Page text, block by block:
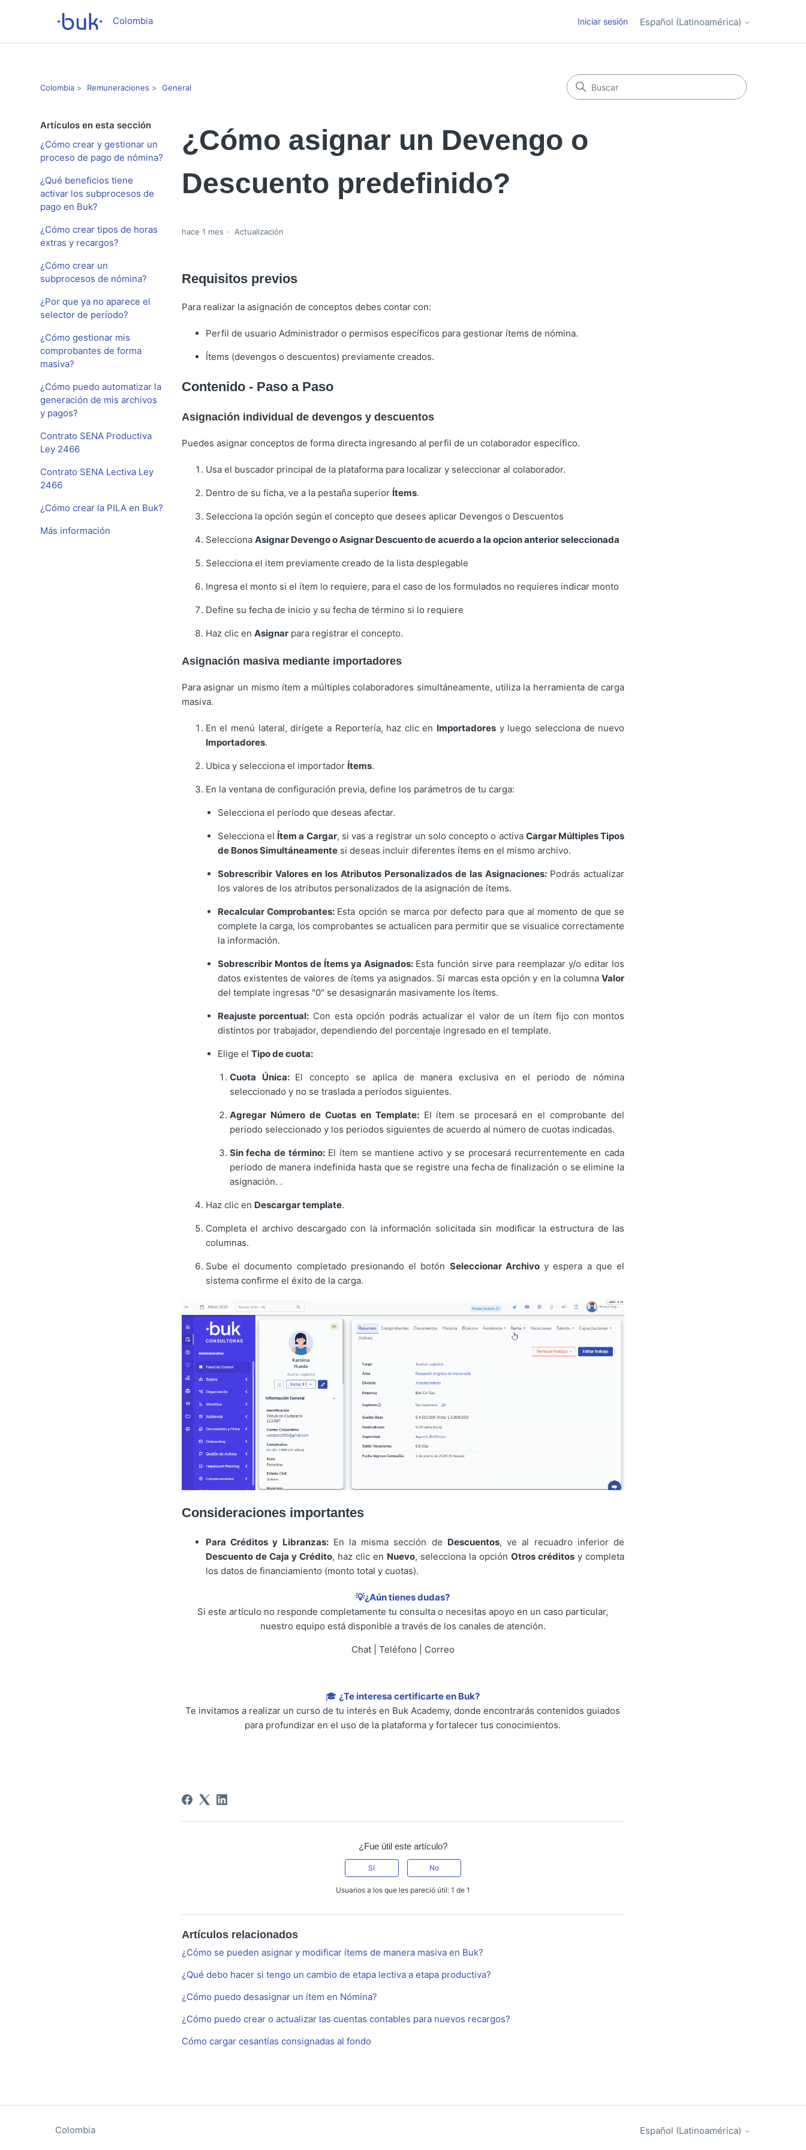
Colombia Iniciar sesión Español (Latinoamérica)
Colombia Remuneraciones General
Artículos en esta sección
¿Cómo crear y gestionar un
proceso de pago de nómina?
¿Qué beneficios tiene
activar los subprocesos de
pago en Buk?
¿Cómo crear tipos de horas
extras y recargos?
¿Cómo crear un
subprocesos de nómina?
¿Por que ya no aparece el
selector de período?
¿Cómo gestionar mis
comprobantes de forma
masiva?
¿Cómo puedo automatizar la
generación de mis archivos
y pagos?
Contrato SENA Productiva
Ley 2466
Contrato SENA Lectiva Ley
2466
¿Cómo crear la PILA en Buk?
Más información
¿Cómo asignar un Devengo o
Descuento predefinido?
hace 1 mes Actualización
Requisitos previos
Para realizar la asignación de conceptos debes contar con:
Perfil de usuario Administrador o permisos específicos para gestionar ítems de nómina.
Ítems (devengos o descuentos) previamente creados.
Contenido - Paso a Paso
Asignación individual de devengos y descuentos
Puedes asignar conceptos de forma directa ingresando al perfil de un colaborador específico.
Usa el buscador principal de la plataforma para localizar y seleccionar al colaborador.
Dentro de su ficha, ve a la pestaña superior Ítems.
Selecciona la opción según el concepto que desees aplicar Devengos o Descuentos
Selecciona Asignar Devengo o Asignar Descuento de acuerdo a la opcion anterior seleccionada
Selecciona el item previamente creado de la lista desplegable
Ingresa el monto si el ítem lo requiere, para el caso de los formulados no requieres indicar monto
Define su fecha de inicio y su fecha de término si lo requiere
Haz clic en Asignarpara registrar el concepto.
Asignación masiva mediante importadores
Para asignar un mismo ítem a múltiples colaboradores simultáneamente, utiliza la herramienta de carga
masiva.
En el menú lateral, dirígete a Reportería, haz clic en Importadores y luego selecciona de nuevo
Importadores.
Ubica y selecciona el importador Ítems.
En la ventana de configuración previa, define los parámetros de tu carga:
Selecciona el periodo que deseas afectar.
Selecciona el Ítem a Cargar, si vas a registrar un solo concepto o activa Cargar Múltiples Tipos
de Bonos Simultáneamentesi deseas incluir diferentes ítems en el mismo archivo.
Sobrescribir Valores en los Atributos Personalizados de las Asignaciones: Podrás actualizar
los valores de los atributos personalizados de la asignación de ítems.
Recalcular Comprobantes: Esta opción se marca por defecto para que al momento de que se
complete la carga, los comprobantes se actualicen para permitir que se visualice correctamente
la información.
Sobrescribir Montos de Ítems ya Asignados: Esta función sirve para reemplazar y/o editar los
datos existentes de valores de ítems ya asignados. Si marcas esta opción y en la columnaValor
del template ingresas "0" se desasignarán masivamente los ítems.
Reajuste porcentual: Con esta opción podrás actualizar el valor de un ítem fijo con montos
distintos por trabajador, dependiendo del porcentaje ingresado en el template.
Elige el Tipo de cuota:
Cuota Única: El concepto se aplica de manera exclusiva en el periodo de nómina
seleccionado y no se traslada a períodos siguientes.
Agregar Número de Cuotas en Template:El ítem se procesará en el comprobante del
periodo seleccionado y los periodos siguientes de acuerdo al número de cuotas indicadas.
Sin fecha de término:El ítem se mantiene activo y se procesará recurrentemente en cada
periodo de manera indefinida hasta que se registre una fecha de finalización o se elimine la
asignación. .
Haz clic en Descargar template.
Completa el archivo descargado con la información solicitada sin modificar la estructura de las
columnas.
Sube el documento completado presionando el botón Seleccionar Archivoy espera a que el
sistema confirme el éxito de la carga.
Consideraciones importantes
Para Créditos y Libranzas:En la misma sección de Descuentos, ve al recuadro inferior de
Descuento de Caja y Crédito, haz clic en Nuevo, selecciona la opciónOtros créditos y completa
los datos de financiamiento (monto total y cuotas).
💡¿Aún tienes dudas?
Si este artículo no responde completamente tu consulta o necesitas apoyo en un caso particular,
nuestro equipo está disponible a través de los canales de atención.
Chat | Teléfono | Correo
🎓¿Te interesa certificarte en Buk?
Te invitamos a realizar un curso de tu interés en Buk Academy, donde encontrarás contenidos guiados
para profundizar en el uso de la plataforma y fortalecer tus conocimientos.
¿Fue útil este artículo?
Sí No
Usuarios a los que les pareció útil: 1 de 1
Artículos relacionados
¿Cómo se pueden asignar y modificar ítems de manera masiva en Buk?
¿Qué debo hacer si tengo un cambio de etapa lectiva a etapa productiva?
¿Cómo puedo desasignar un ítem en Nómina?
¿Cómo puedo crear o actualizar las cuentas contables para nuevos recargos?
Cómo cargar cesantías consignadas al fondo
Colombia Español (Latinoamérica)